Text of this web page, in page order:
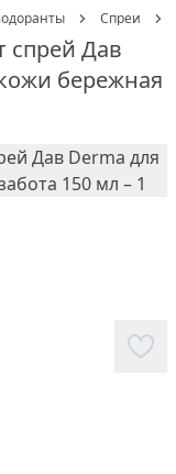
Спреи
спрей Дав
бережная